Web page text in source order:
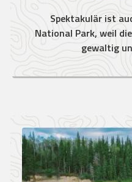
Spektakulär ist
National Park, weil
gewaltig